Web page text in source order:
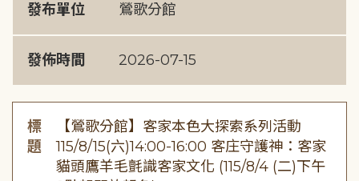
發布單位 鶯歌分館
發佈時間 2026-07-15
標
題
【鶯歌分館】客家本色大探索系列活動
115/8/15(六)14:00-16:00 客庄守護神：客家
貓頭鷹羊毛氈識客家文化 (115/8/4 (二)下午